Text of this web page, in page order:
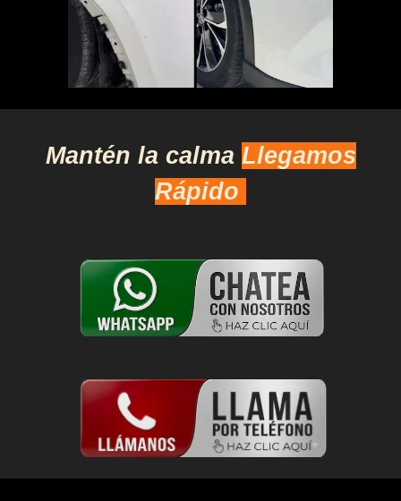
Mantén la calma Llegamos
Rápido